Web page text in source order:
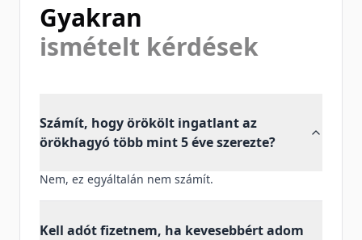
Gyakran
ismételt kérdések
Számít, hogy örökölt ingatlant az
örökhagyó több mint 5 éve szerezte?
Nem, ez egyáltalán nem számít.
Kell adót fizetnem, ha kevesebbért adom